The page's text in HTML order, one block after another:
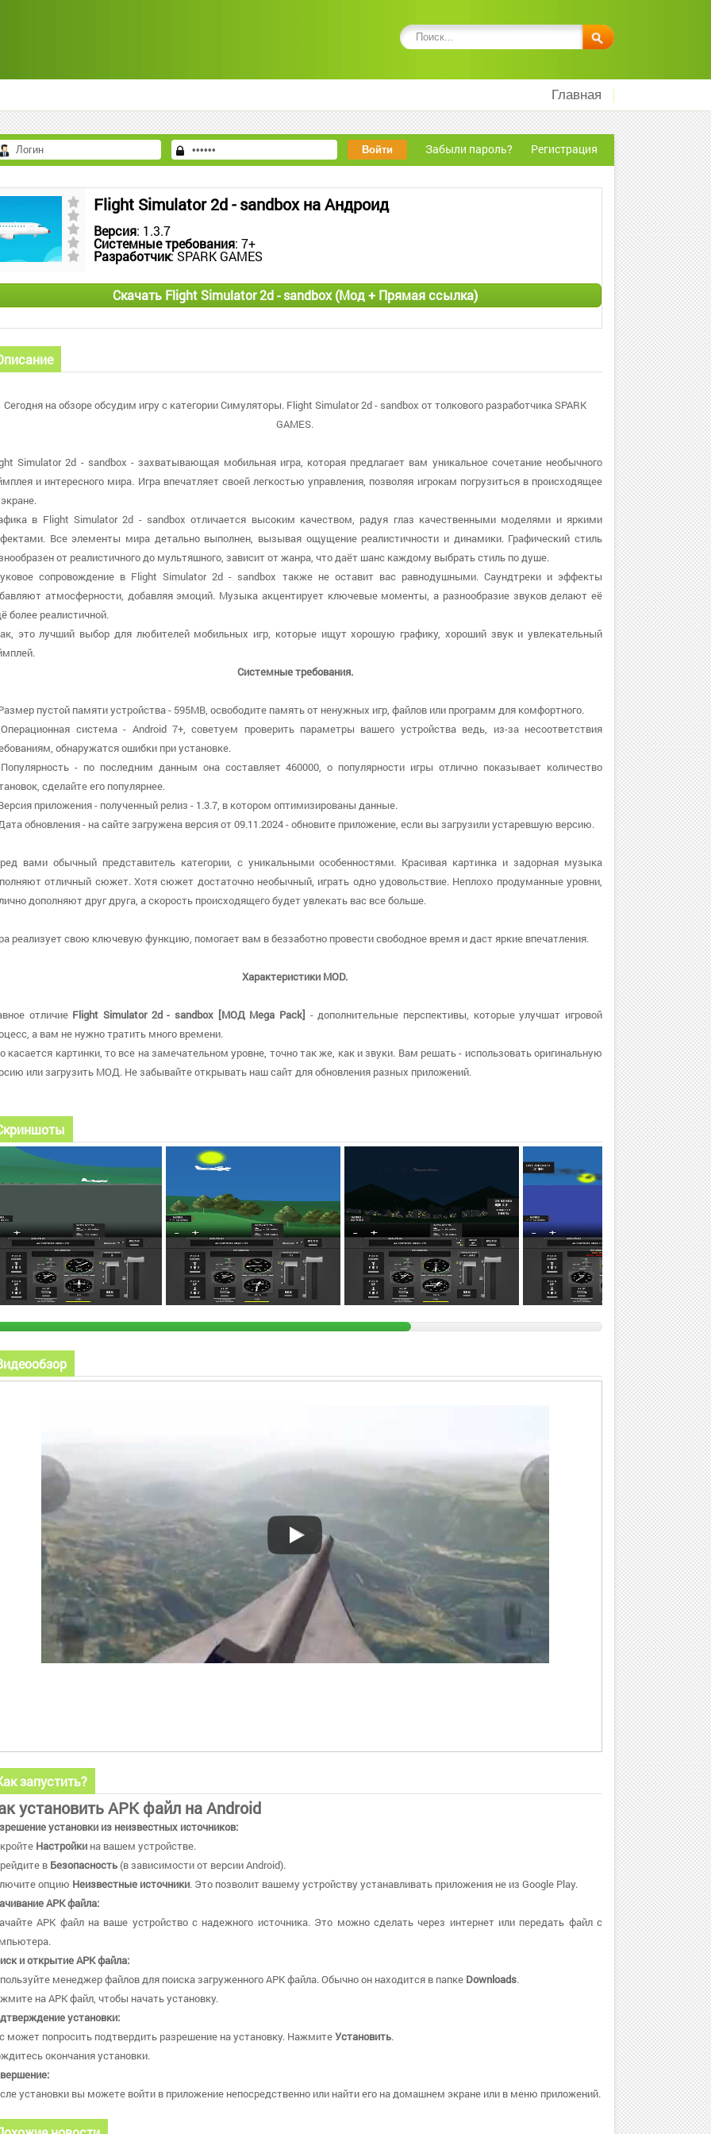
Главная
Забыли пароль? Регистрация
Flight Simulator 2d - sandbox на Андроид
Версия: 1.3.7
Системные требования: 7+
Разработчик: SPARK GAMES
Скачать Flight Simulator 2d - sandbox (Мод + Прямая ссылка)
Сегодня на обзоре обсудим игру с категории Симуляторы. Flight Simulator 2d - sandbox от толкового разработчика SPARK
GAMES.
Simulator 2d - sandbox - захватывающая мобильная игра, которая предлагает вам уникальное сочетание необычного
и интересного мира. Игра впечатляет своей легкостью управления, позволяя игрокам погрузиться в происходящее
в Flight Simulator 2d - sandbox отличается высоким качеством, радуя глаз качественными моделями и яркими
Все элементы мира детально выполнен, вызывая ощущение реалистичности и динамики. Графический стиль
от реалистичного до мультяшного, зависит от жанра, что даёт шанс каждому выбрать стиль по душе.
сопровождение в Flight Simulator 2d - sandbox также не оставит вас равнодушными. Саундтреки и эффекты
атмосферности, добавляя эмоций. Музыка акцентирует ключевые моменты, а разнообразие звуков делают её
более реалистичной.
это лучший выбор для любителей мобильных игр, которые ищут хорошую графику, хороший звук и увлекательный
Системные требования.
пустой памяти устройства - 595MB, освободите память от ненужных игр, файлов или программ для комфортного.
система - Android 7+, советуем проверить параметры вашего устройства ведь, из-за несоответствия
обнаружатся ошибки при установке.
- по последним данным она составляет 460000, о популярности игры отлично показывает количество
сделайте его популярнее.
приложения - полученный релиз - 1.3.7, в котором оптимизированы данные.
обновления - на сайте загружена версия от 09.11.2024 - обновите приложение, если вы загрузили устаревшую версию.
вами обычный представитель категории, с уникальными особенностями. Красивая картинка и задорная музыка
отличный сюжет. Хотя сюжет достаточно необычный, играть одно удовольствие. Неплохо продуманные уровни,
дополняют друг друга, а скорость происходящего будет увлекать вас все больше.
реализует свою ключевую функцию, помогает вам в беззаботно провести свободное время и даст яркие впечатления.
Характеристики MOD.
отличие Flight Simulator 2d - sandbox [МОД Mega Pack] - дополнительные перспективы, которые улучшат игровой
а вам не нужно тратить много времени.
касается картинки, то все на замечательном уровне, точно так же, как и звуки. Вам решать - использовать оригинальную
или загрузить МОД. Не забывайте открывать наш сайт для обновления разных приложений.
запустить?
установить APK файл на Android
установки из неизвестных источников:
Настройки на вашем устройстве.
в Безопасность (в зависимости от версии Android).
опцию Неизвестные источники. Это позволит вашему устройству устанавливать приложения не из Google Play.
APK файла:
APK файл на ваше устройство с надежного источника. Это можно сделать через интернет или передать файл с
и открытие APK файла:
менеджер файлов для поиска загруженного APK файла. Обычно он находится в папке Downloads.
на APK файл, чтобы начать установку.
установки:
может попросить подтвердить разрешение на установку. НажмитеУстановить.
окончания установки.
установки вы можете войти в приложение непосредственно или найти его на домашнем экране или в меню приложений.